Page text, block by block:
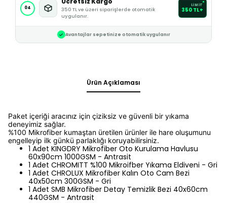
04
350 TL ve üzeri siparişlerde otomatik
uygulanır.
LİMİT
350 TL+
Avantajlar sepetinize otomatik uygulanır
Ürün Açıklaması
Paket içeriği aracınız için çiziksiz ve güvenli bir yıkama
deneyimiz sağlar.
%100 Mikrofiber kumaştan üretilen ürünler ile hare oluşumunu
engelleyip ilk günkü parlaklığı koruyabilirsiniz.
1 Adet KINGDRY Mikrofiber Oto Kurulama Havlusu
60x90cm 1000GSM - Antrasit
1 Adet CHROMITT %100 Mikroifber Yıkama Eldiveni - Gri
1 Adet CHROLUX Mikrofiber Kalın Oto Cam Bezi
40x50cm 300GSM - Gri
1 Adet SMB Mikrofiber Detay Temizlik Bezi 40x60cm
440GSM - Antrasit